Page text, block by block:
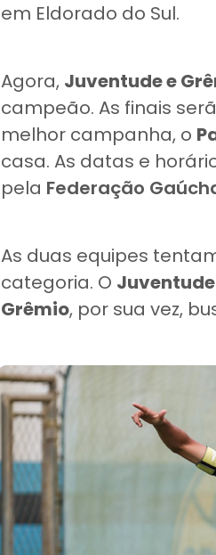
em Eldorado do Sul.
Agora, Juventude e
campeão. As finais
melhor campanha, o
casa. As datas e
pela Federação
As duas equipes
categoria. O Juventude
Grêmio, por sua vez,